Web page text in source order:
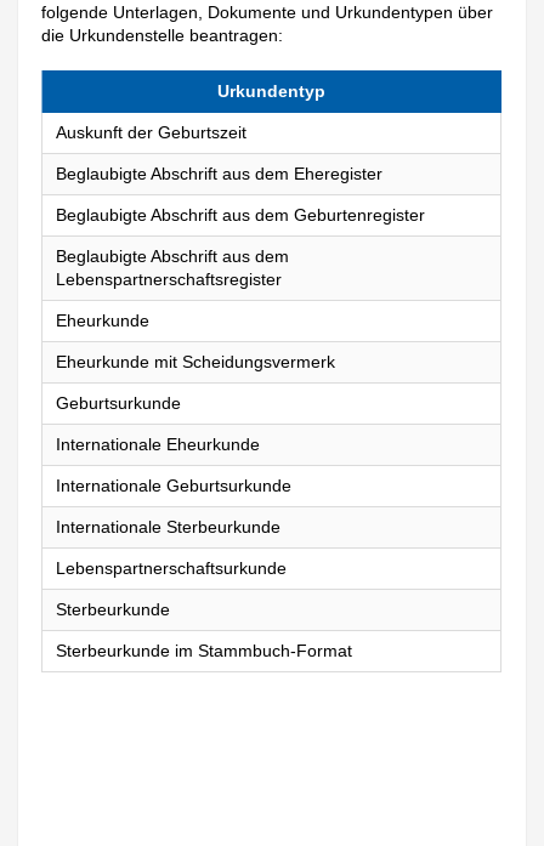
folgende Unterlagen, Dokumente und Urkundentypen über
die Urkundenstelle beantragen:
Urkundentyp
Auskunft der Geburtszeit
Beglaubigte Abschrift aus dem Eheregister
Beglaubigte Abschrift aus dem Geburtenregister
Beglaubigte Abschrift aus dem
Lebenspartnerschaftsregister
Eheurkunde
Eheurkunde mit Scheidungsvermerk
Geburtsurkunde
Internationale Eheurkunde
Internationale Geburtsurkunde
Internationale Sterbeurkunde
Lebenspartnerschaftsurkunde
Sterbeurkunde
Sterbeurkunde im Stammbuch-Format